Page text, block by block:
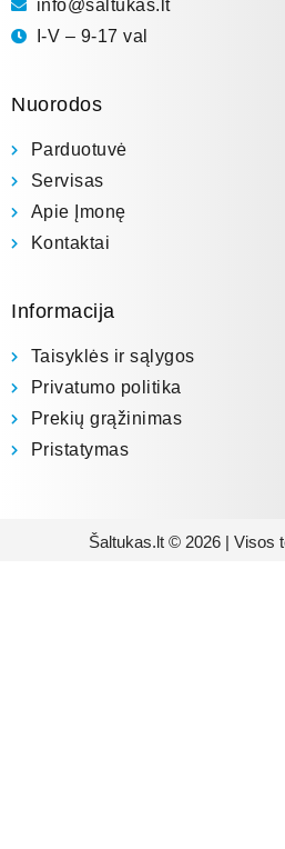
info@saltukas.lt
I-V – 9-17 val
Nuorodos
Parduotuvė
Servisas
Apie Įmonę
Kontaktai
Informacija
Taisyklės ir sąlygos
Privatumo politika
Prekių grąžinimas
Pristatymas
Šaltukas.lt © 2026 | Visos